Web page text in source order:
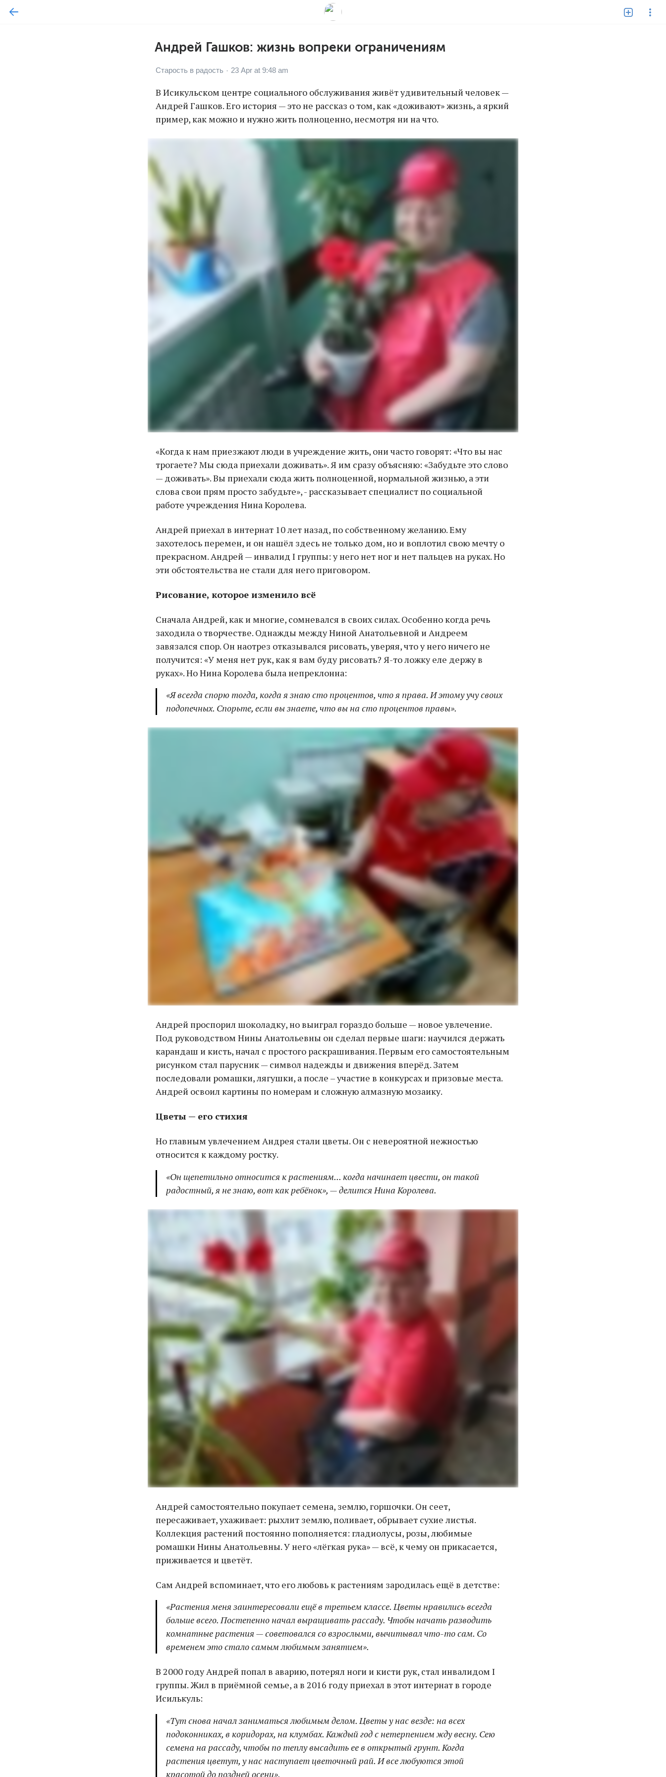
Андрей Гашков: жизнь вопреки ограничениям
Старость в радость · 23 Apr at 9:48 am
В Исикульском центре социального обслуживания живёт удивительный человек —
Андрей Гашков. Его история — это не рассказ о том, как «доживают» жизнь, а яркий
пример, как можно и нужно жить полноценно, несмотря ни на что.
«Когда к нам приезжают люди в учреждение жить, они часто говорят: «Что вы нас
трогаете? Мы сюда приехали доживать». Я им сразу объясняю: «Забудьте это слово
— доживать». Вы приехали сюда жить полноценной, нормальной жизнью, а эти
слова свои прям просто забудьте», - рассказывает специалист по социальной
работе учреждения Нина Королева.
Андрей приехал в интернат 10 лет назад, по собственному желанию. Ему
захотелось перемен, и он нашёл здесь не только дом, но и воплотил свою мечту о
прекрасном. Андрей — инвалид I группы: у него нет ног и нет пальцев на руках. Но
эти обстоятельства не стали для него приговором.
Рисование, которое изменило всё
Сначала Андрей, как и многие, сомневался в своих силах. Особенно когда речь
заходила о творчестве. Однажды между Ниной Анатольевной и Андреем
завязался спор. Он наотрез отказывался рисовать, уверяя, что у него ничего не
получится: «У меня нет рук, как я вам буду рисовать? Я-то ложку еле держу в
руках». Но Нина Королева была непреклонна:
«Я всегда спорю тогда, когда я знаю сто процентов, что я права. И этому учу своих
подопечных. Спорьте, если вы знаете, что вы на сто процентов правы».
Андрей проспорил шоколадку, но выиграл гораздо больше — новое увлечение.
Под руководством Нины Анатольевны он сделал первые шаги: научился держать
карандаш и кисть, начал с простого раскрашивания. Первым его самостоятельным
рисунком стал парусник — символ надежды и движения вперёд. Затем
последовали ромашки, лягушки, а после – участие в конкурсах и призовые места.
Андрей освоил картины по номерам и сложную алмазную мозаику.
Цветы — его стихия
Но главным увлечением Андрея стали цветы. Он с невероятной нежностью
относится к каждому ростку.
«Он щепетильно относится к растениям... когда начинает цвести, он такой
радостный, я не знаю, вот как ребёнок», — делится Нина Королева.
Андрей самостоятельно покупает семена, землю, горшочки. Он сеет,
пересаживает, ухаживает: рыхлит землю, поливает, обрывает сухие листья.
Коллекция растений постоянно пополняется: гладиолусы, розы, любимые
ромашки Нины Анатольевны. У него «лёгкая рука» — всё, к чему он прикасается,
приживается и цветёт.
Сам Андрей вспоминает, что его любовь к растениям зародилась ещё в детстве:
«Растения меня заинтересовали ещё в третьем классе. Цветы нравились всегда
больше всего. Постепенно начал выращивать рассаду. Чтобы начать разводить
комнатные растения — советовался со взрослыми, вычитывал что-то сам. Со
временем это стало самым любимым занятием».
В 2000 году Андрей попал в аварию, потерял ноги и кисти рук, стал инвалидом I
группы. Жил в приёмной семье, а в 2016 году приехал в этот интернат в городе
Исилькуль:
«Тут снова начал заниматься любимым делом. Цветы у нас везде: на всех
подоконниках, в коридорах, на клумбах. Каждый год с нетерпением жду весну. Сею
семена на рассаду, чтобы по теплу высадить ее в открытый грунт. Когда
растения цветут, у нас наступает цветочный рай. И все любуются этой
красотой до поздней осени».